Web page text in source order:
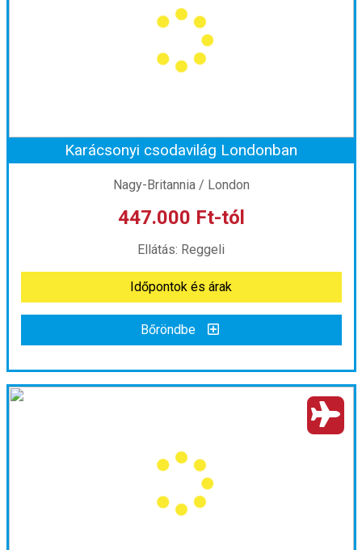
Nagy-Britannia
Város:London
Utazás módja:
Repülővel
Reggeli
Szálláskategória:Program szerint
2 ágyas szoba
Időpont: 2026-08-28 | 3 éj
már 419.000 Ft-tól
Időpontok és árak
Bőröndbe
Karácsonyi csodavilág Londonban
Nagy-Britannia / London
447.000 Ft-tól
Ellátás: Reggeli
Időpontok és árak
Bőröndbe
Karácsonyi csodavilág Londonban
Nagy-Britannia
Város:London
Utazás módja:
Repülővel
Reggeli
Szálláskategória:Program szerint
2 ágyas szoba